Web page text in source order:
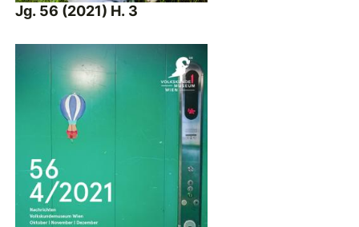
Jg. 56 (2021) H. 3